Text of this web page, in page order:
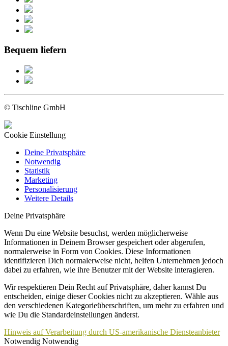
Bequem liefern
© Tischline GmbH
Cookie Einstellung
Deine Privatsphäre
Notwendig
Statistik
Marketing
Personalisierung
Weitere Details
Deine Privatsphäre
Wenn Du eine Website besuchst, werden möglicherweise
Informationen in Deinem Browser gespeichert oder abgerufen,
normalerweise in Form von Cookies. Diese Informationen
identifizieren Dich normalerweise nicht, helfen Unternehmen jedoch
dabei zu erfahren, wie ihre Benutzer mit der Website interagieren.
Wir respektieren Dein Recht auf Privatsphäre, daher kannst Du
entscheiden, einige dieser Cookies nicht zu akzeptieren. Wähle aus
den verschiedenen Kategorieüberschriften, um mehr zu erfahren und
wie Du die Standardeinstellungen änderst.
Hinweis auf Verarbeitung durch US-amerikanische Diensteanbieter
Notwendig Notwendig